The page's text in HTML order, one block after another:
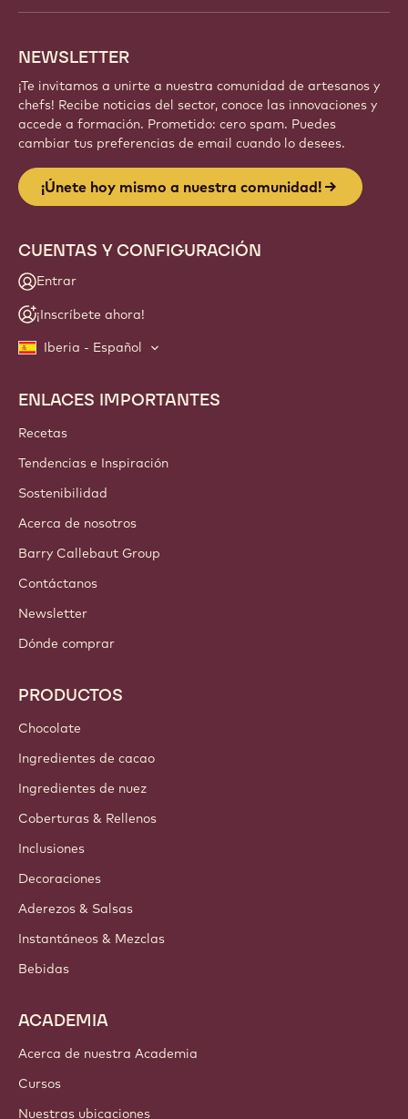
NEWSLETTER
¡Te invitamos a unirte a nuestra comunidad de artesanos y
chefs! Recibe noticias del sector, conoce las innovaciones y
accede a formación. Prometido: cero spam. Puedes
cambiar tus preferencias de email cuando lo desees.
¡Únete hoy mismo a nuestra comunidad!
CUENTAS Y CONFIGURACIÓN
Entrar
¡Inscríbete ahora!
Iberia - Español
Footer
Callebaut
ENLACES IMPORTANTES
Recetas
Tendencias e Inspiración
Sostenibilidad
Acerca de nosotros
Barry Callebaut Group
Contáctanos
Newsletter
Dónde comprar
PRODUCTOS
Chocolate
Ingredientes de cacao
Ingredientes de nuez
Coberturas & Rellenos
Inclusiones
Decoraciones
Aderezos & Salsas
Instantáneos & Mezclas
Bebidas
ACADEMIA
Acerca de nuestra Academia
Cursos
Nuestras ubicaciones